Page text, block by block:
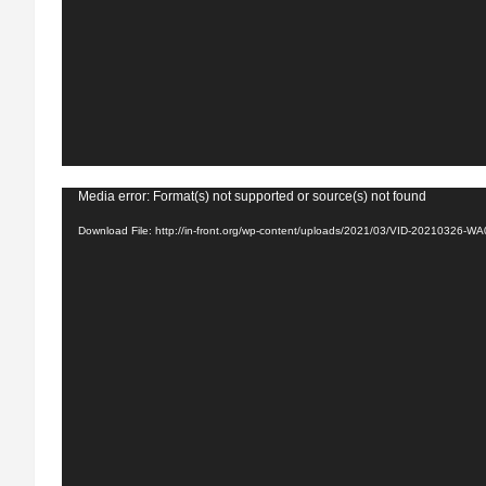
Video
Media error: Format(s) not supported or source(s) not found
Download File: http://in-front.org/wp-content/uploads/2021/03/VID-20210326-